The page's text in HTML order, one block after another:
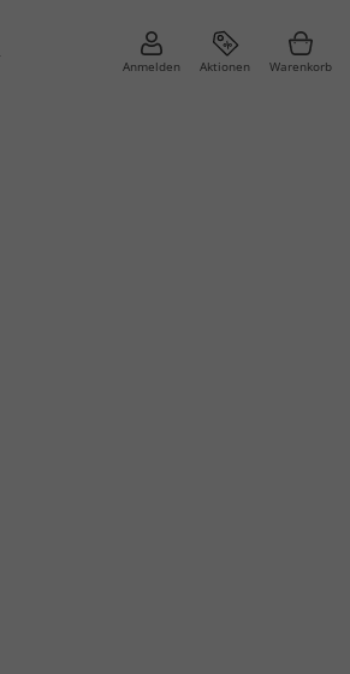
Anmelden Aktionen Warenkorb